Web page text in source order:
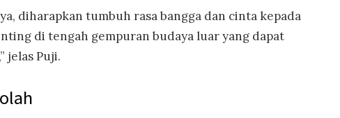
diharapkan tumbuh rasa bangga dan cinta kepada
di tengah gempuran budaya luar yang dapat
jelas Puji.